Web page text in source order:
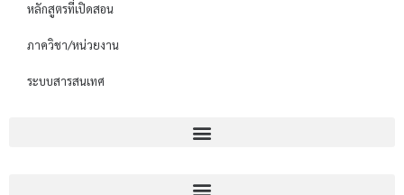
หลักสูตรที่เปิดสอน
ภาควิชา/หน่วยงาน
ระบบสารสนเทศ